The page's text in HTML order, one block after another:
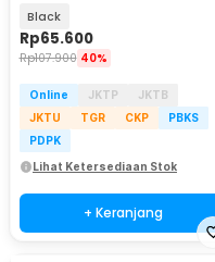
Black
Rp65.600
Rp107.900 40%
Online JKTP
JKTB
JKTU
TGR CKP
PBKS
PDPK
Lihat Ketersediaan Stok
+ Keranjang